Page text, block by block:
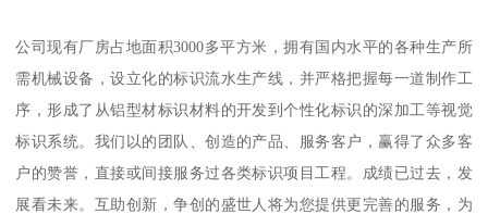
公司现有厂房占地面积3000多平方米，拥有国内水平的各种生产所
需机械设备，设立化的标识流水生产线，并严格把握每一道制作工
序，形成了从铝型材标识材料的开发到个性化标识的深加工等视觉
标识系统。我们以的团队、创造的产品、服务客户，赢得了众多客
户的赞誉，直接或间接服务过各类标识项目工程。成绩已过去，发
展看未来。互助创新，争创的盛世人将为您提供更完善的服务，为